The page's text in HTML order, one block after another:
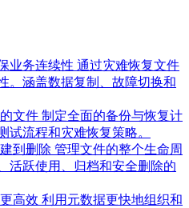
业务连续性 通过灾难恢复文件
。涵盖数据复制、故障切换和
文件 制定全面的备份与恢复计
试流程和灾难恢复策略。
到删除 管理文件的整个生命周
活跃使用、归档和安全删除的
高效 利用元数据更快地组织和